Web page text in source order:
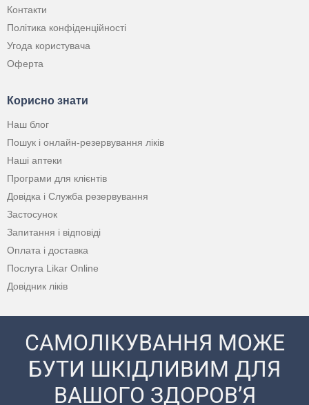
Контакти
Політика конфіденційності
Угода користувача
Оферта
Корисно знати
Наш блог
Пошук і онлайн-резервування ліків
Наші аптеки
Програми для клієнтів
Довідка і Служба резервування
Застосунок
Запитання і відповіді
Оплата і доставка
Послуга Likar Online
Довідник ліків
САМОЛІКУВАННЯ МОЖЕ
БУТИ ШКІДЛИВИМ ДЛЯ
ВАШОГО ЗДОРОВ’Я